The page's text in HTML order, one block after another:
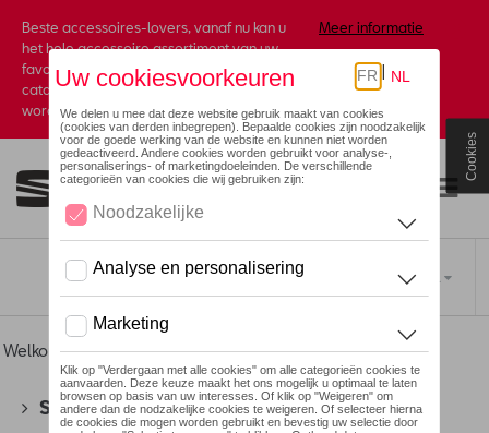
Beste accessoires-lovers, vanaf nu kan u
het hele accessoire assortiment van uw
favoriete merk terugvinden in de online
catalogus. Deze kunnen steeds besteld
worden via uw dealer.
Meer informatie
Toggle navigation
Welkom >Voor u >Leer > Portemonnees
SEAT(178)
Cookies